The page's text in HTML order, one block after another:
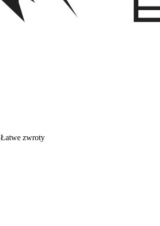
Łatwe zwroty